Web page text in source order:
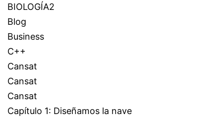
BIOLOGÍA2
Blog
Business
C++
Cansat
Cansat
Cansat
Capítulo 1: Diseñamos la nave